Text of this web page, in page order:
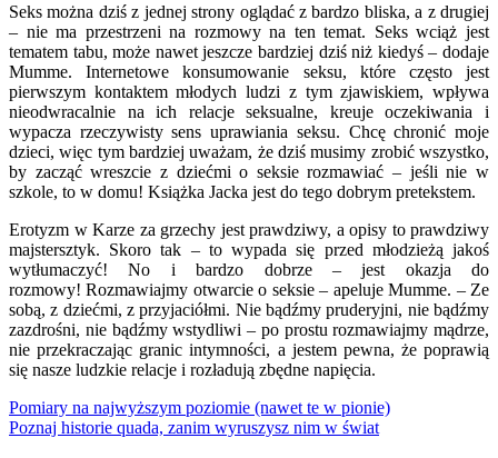
Seks można dziś z jednej strony oglądać z bardzo bliska, a z drugiej
– nie ma przestrzeni na rozmowy na ten temat. Seks wciąż jest
tematem tabu, może nawet jeszcze bardziej dziś niż kiedyś – dodaje
Mumme. Internetowe konsumowanie seksu, które często jest
pierwszym kontaktem młodych ludzi z tym zjawiskiem, wpływa
nieodwracalnie na ich relacje seksualne, kreuje oczekiwania i
wypacza rzeczywisty sens uprawiania seksu. Chcę chronić moje
dzieci, więc tym bardziej uważam, że dziś musimy zrobić wszystko,
by zacząć wreszcie z dziećmi o seksie rozmawiać – jeśli nie w
szkole, to w domu! Książka Jacka jest do tego dobrym pretekstem.
Erotyzm w Karze za grzechy jest prawdziwy, a opisy to prawdziwy
majstersztyk. Skoro tak – to wypada się przed młodzieżą jakoś
wytłumaczyć! No i bardzo dobrze – jest okazja do
rozmowy! Rozmawiajmy otwarcie o seksie – apeluje Mumme. – Ze
sobą, z dziećmi, z przyjaciółmi. Nie bądźmy pruderyjni, nie bądźmy
zazdrośni, nie bądźmy wstydliwi – po prostu rozmawiajmy mądrze,
nie przekraczając granic intymności, a jestem pewna, że poprawią
się nasze ludzkie relacje i rozładują zbędne napięcia.
Nawigacja
wpisu
Pomiary na najwyższym poziomie (nawet te w pionie)
Poznaj historie quada, zanim wyruszysz nim w świat